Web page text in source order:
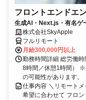
フロントエンドエ
生成AI・Next.js・有名ゲ
株式会社SkyApple
フルリモート
月給300,000円以上
勤務時間詳細 総労働
8時間／休憩1時間） ※
の可能性があります。
仕事内容 ＼リモート
希望に合わせて フロ